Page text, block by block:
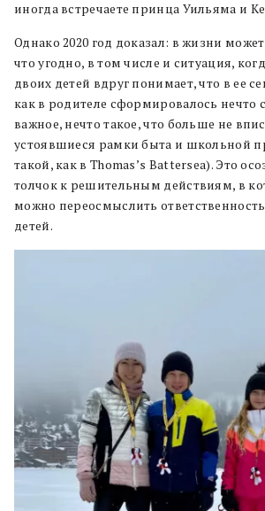
иногда встречаете принца Уильяма и
Однако 2020 год доказал: в жизни
что угодно, в том числе и ситуация,
двоих детей вдруг понимает, что в ее
как в родителе сформировалось нечто
важное, нечто такое, что больше не
устоявшиеся рамки быта и школьной
такой, как в Thomas’s Battersea). Это
толчок к решительным действиям, в
можно переосмыслить ответственность
детей.